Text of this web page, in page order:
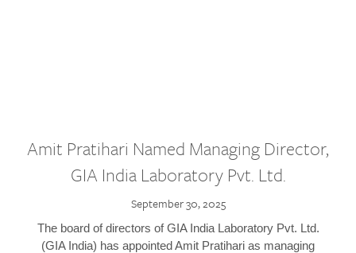
Amit Pratihari Named Managing Director,
GIA India Laboratory Pvt. Ltd.
September 30, 2025
The board of directors of GIA India Laboratory Pvt. Ltd.
(GIA India) has appointed Amit Pratihari as managing